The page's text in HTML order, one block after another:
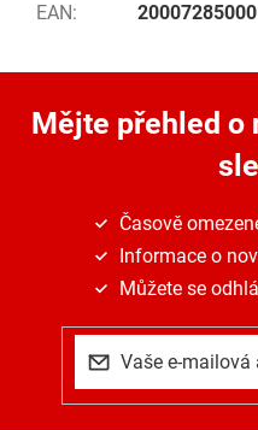
EAN:
Mějte přehled o
Časově
Informace o
Můžete se